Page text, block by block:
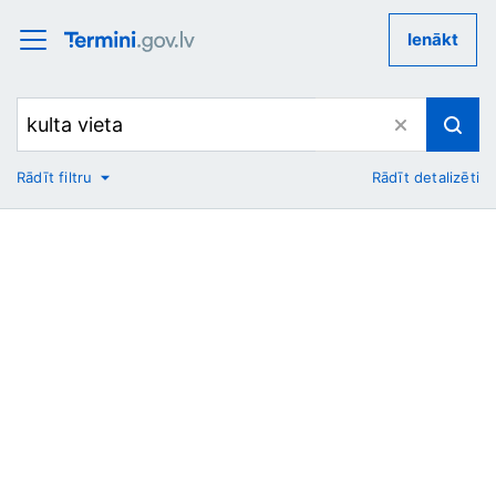
Ienākt
No
Rādīt filtru Rādīt detalizēti